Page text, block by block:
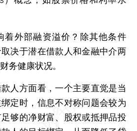
外部融资溢价？除其他条件
决于潜在借款人和金融中介两
务健康状况。
方面看，一个主要直觉是当
定时，信息不对称问题会较为
够的净财富、股权或抵押品投